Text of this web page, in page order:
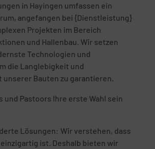
in Hayingen umfassen ein
angefangen bei {Dienstleistung}
Projekten im Bereich
und Hallenbau. Wir setzen
Technologien und
die Langlebigkeit und
Bauten zu garantieren.
und Pastoors Ihre erste Wahl sein
Lösungen: Wir verstehen, dass
ist. Deshalb bieten wir